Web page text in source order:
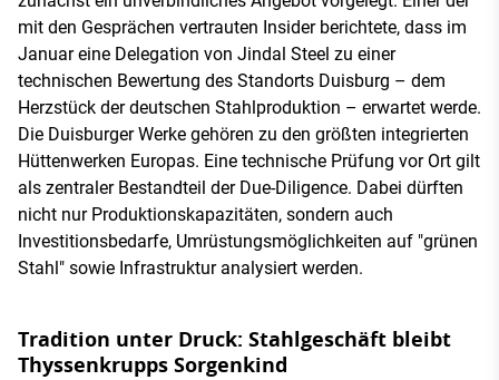
mit den Gesprächen vertrauten Insider berichtete, dass im
Januar eine Delegation von Jindal Steel zu einer
technischen Bewertung des Standorts Duisburg – dem
Herzstück der deutschen Stahlproduktion – erwartet werde.
Die Duisburger Werke gehören zu den größten integrierten
Hüttenwerken Europas. Eine technische Prüfung vor Ort gilt
als zentraler Bestandteil der Due-Diligence. Dabei dürften
nicht nur Produktionskapazitäten, sondern auch
Investitionsbedarfe, Umrüstungsmöglichkeiten auf "grünen
Stahl" sowie Infrastruktur analysiert werden.
Tradition unter Druck: Stahlgeschäft bleibt
Thyssenkrupps Sorgenkind